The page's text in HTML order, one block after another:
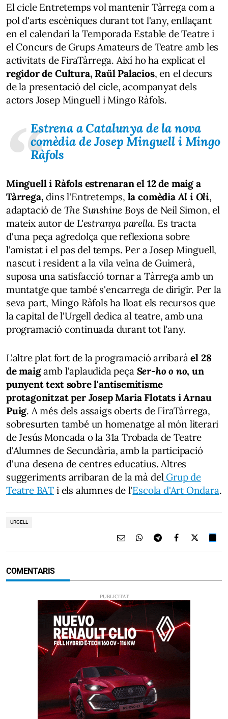
El cicle Entretemps vol mantenir Tàrrega com a
pol d'arts escèniques durant tot l'any, enllaçant
en el calendari la Temporada Estable de Teatre i
el Concurs de Grups Amateurs de Teatre amb les
activitats de FiraTàrrega. Així ho ha explicat el
regidor de Cultura, Raül Palacios, en el decurs
de la presentació del cicle, acompanyat dels
actors Josep Minguell i Mingo Ràfols.
Estrena a Catalunya de la nova
comèdia de Josep Minguell i Mingo
Ràfols
Minguell i Ràfols estrenaran el 12 de maig a
Tàrrega, dins l'Entretemps, la comèdia Al i Oli,
adaptació de The Sunshine Boys de Neil Simon, el
mateix autor de L'estranya parella. Es tracta
d'una peça agredolça que reflexiona sobre
l'amistat i el pas del temps. Per a Josep Minguell,
nascut i resident a la vila veïna de Guimerà,
suposa una satisfacció tornar a Tàrrega amb un
muntatge que també s'encarrega de dirigir. Per la
seva part, Mingo Ràfols ha lloat els recursos que
la capital de l'Urgell dedica al teatre, amb una
programació continuada durant tot l'any.
L'altre plat fort de la programació arribaràel 28
de maigamb l'aplaudida peça Ser-ho o no, un
punyent text sobre l'antisemitisme
protagonitzat per Josep Maria Flotats i Arnau
Puig. A més dels assaigs oberts de FiraTàrrega,
sobresurten també un homenatge al món literari
de Jesús Moncada o la 31a Trobada de Teatre
d'Alumnes de Secundària, amb la participació
d'una desena de centres educatius. Altres
suggeriments arribaran de la mà del Grup de
Teatre BAT i els alumnes de l'Escola d'Art Ondara.
URGELL
COMENTARIS